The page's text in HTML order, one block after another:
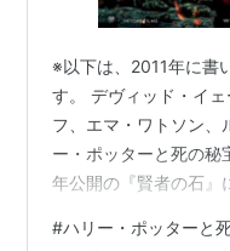
※以下は、2011年に書
す。 デヴィッド・イ
フ、エマ・ワトソン、
ー・ポッターと死の秘
年公開の『賢者の石』
www.youtube.com『
#ハリー・ポッターと